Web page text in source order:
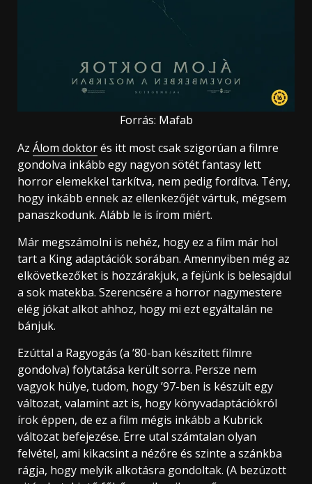
Forrás: Mafab
Az Álom doktorés itt most csak szigorúan a filmre
gondolva inkább egy nagyon sötét fantasy lett
horror elemekkel tarkítva, nem pedig fordítva. Tény,
hogy inkább ennek az ellenkezőjét vártuk, mégsem
panaszkodunk. Alább le is írom miért.
Már megszámolni is nehéz, hogy ez a film már hol
tart a King adaptációk sorában. Amennyiben még az
elkövetkezőket is hozzárakjuk, a fejünk is belesajdul
a sok matekba. Szerencsére a horror nagymestere
elég jókat alkot ahhoz, hogy mi ezt egyáltalán ne
bánjuk.
Ezúttal a Ragyogás (a ’80-ban készített filmre
gondolva) folytatása került sorra. Persze nem
vagyok hülye, tudom, hogy ’97-ben is készült egy
változat, valamint azt is, hogy könyvadaptációkról
írok éppen, de ez a film mégis inkább a Kubrick
változat befejezése. Erre utal számtalan olyan
felvétel, ami kikacsint a nézőre és szinte a szánkba
rágja, hogy melyik alkotásra gondoltak. (A bezúzott